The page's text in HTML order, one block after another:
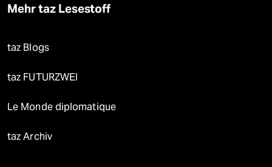
Mehr taz Lesestoff
taz Blogs
taz FUTURZWEI
Le Monde diplomatique
taz Archiv